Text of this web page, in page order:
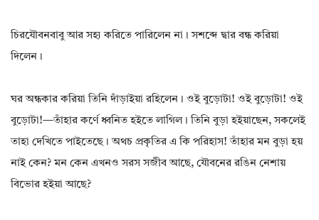
চিরযৌবনবাবু আর সহ্য করিতে পারিলেন না। সশব্দে দ্বার বন্ধ করিয়া
দিলেন।
ঘর অন্ধকার করিয়া তিনি দাঁড়াইয়া রহিলেন। ওই বুড়োটা! ওই বুড়োটা! ওই
বুড়োটা!—তাঁহার কর্ণে ধ্বনিত হইতে লাগিল। তিনি বুড়া হইয়াছেন, সকলেই
তাহা দেখিতে পাইতেছে। অথচ প্রকৃতির এ কি পরিহাস! তাঁহার মন বুড়া হয়
নাই কেন? মন কেন এখনও সরস সজীব আছে, যৌবনের রঙিন নেশায়
বিভোর হইয়া আছে?